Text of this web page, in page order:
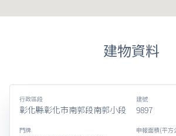
建物資料
行政區段
彰化縣彰化市南郭段南郭小段
建號
9897
門牌 申報面積(平方